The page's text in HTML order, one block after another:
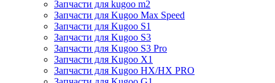
Запчасти для kugoo m2
Запчасти для Kugoo Max Speed
Запчасти для Kugoo S1
Запчасти для Kugoo S3
Запчасти для Kugoo S3 Pro
Запчасти для Kugoo X1
Запчасти для Kugoo HX/HX PRO